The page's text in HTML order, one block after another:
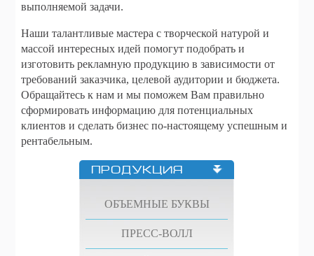
выполняемой задачи.
Наши талантливые мастера с творческой натурой и
массой интересных идей помогут подобрать и
изготовить рекламную продукцию в зависимости от
требований заказчика, целевой аудитории и бюджета.
Обращайтесь к нам и мы поможем Вам правильно
сформировать информацию для потенциальных
клиентов и сделать бизнес по-настоящему успешным и
рентабельным.
ПРОДУКЦИЯ
ОБЪЕМНЫЕ БУКВЫ
ПРЕСС-ВОЛЛ